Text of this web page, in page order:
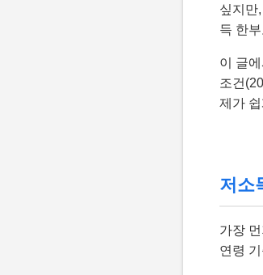
싶지만
득 한
이 글
조건
제가
저소
가장
연령